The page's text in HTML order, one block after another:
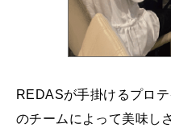
REDASが手掛けるプロ
のチームによって美味し